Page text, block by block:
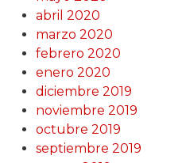
abril 2020
marzo 2020
febrero 2020
enero 2020
diciembre 2019
noviembre 2019
octubre 2019
septiembre 2019